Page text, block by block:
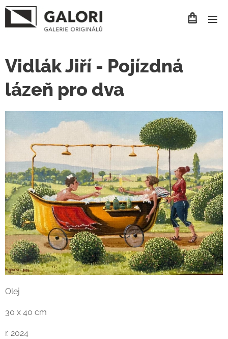
Vidlák Jiří - Pojízdná
lázeň pro dva
Olej
30 x 40 cm
r. 2024